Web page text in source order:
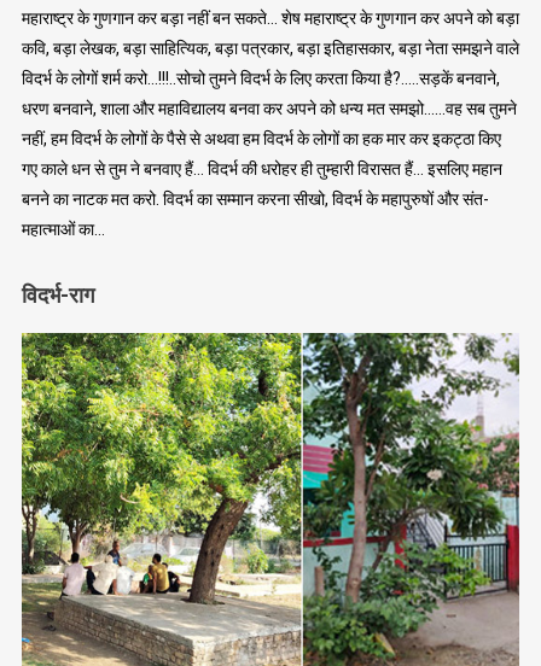
महाराष्ट्र के गुणगान कर बड़ा नहीं बन सकते… शेष महाराष्ट्र के गुणगान कर अपने को बड़ा
कवि, बड़ा लेखक, बड़ा साहित्यिक, बड़ा पत्रकार, बड़ा इतिहासकार, बड़ा नेता समझने वाले
विदर्भ के लोगों शर्म करो…!!!..सोचो तुमने विदर्भ के लिए करता किया है?…..सड़कें बनवाने,
धरण बनवाने, शाला और महाविद्यालय बनवा कर अपने को धन्य मत समझो……वह सब तुमने
नहीं, हम विदर्भ के लोगों के पैसे से अथवा हम विदर्भ के लोगों का हक मार कर इकट्ठा किए
गए काले धन से तुम ने बनवाए हैं… विदर्भ की धरोहर ही तुम्हारी विरासत हैं… इसलिए महान
बनने का नाटक मत करो. विदर्भ का सम्मान करना सीखो, विदर्भ के महापुरुषों और संत-
महात्माओं का…
विदर्भ-राग